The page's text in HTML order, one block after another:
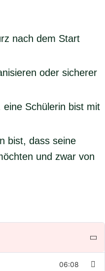
nach dem Start
oder sicherer
Schülerin bist mit
bist, dass seine
und zwar von
06:08